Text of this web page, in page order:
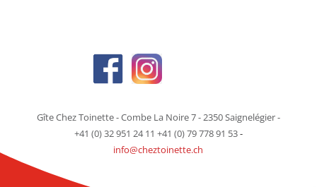
Gîte Chez Toinette - Combe La Noire 7 - 2350 Saignelégier -
+41 (0) 32 951 24 11 +41 (0) 79 778 91 53-
info@cheztoinette.ch